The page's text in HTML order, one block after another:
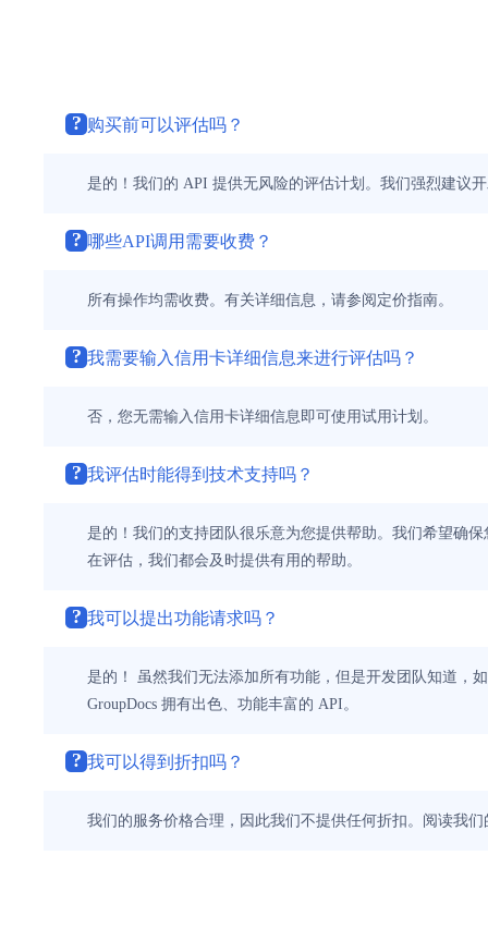
? 购买前可以评估吗？
是的！我们的 API 提供无风险的评估计划。我们强烈建议
? 哪些API调用需要收费？
所有操作均需收费。有关详细信息，请参阅定价指南。
? 我需要输入信用卡详细信息来进行评估吗？
否，您无需输入信用卡详细信息即可使用试用计划。
? 我评估时能得到技术支持吗？
是的！我们的支持团队很乐意为您提供帮助。我们希望确
在评估，我们都会及时提供有用的帮助。
? 我可以提出功能请求吗？
是的！ 虽然我们无法添加所有功能，但是开发团队知道，
GroupDocs 拥有出色、功能丰富的 API。
? 我可以得到折扣吗？
我们的服务价格合理，因此我们不提供任何折扣。阅读我